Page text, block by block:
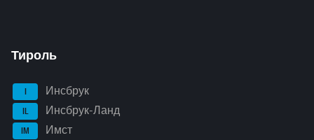
Тироль
I Инсбрук
IL Инсбрук-Ланд
IM Имст